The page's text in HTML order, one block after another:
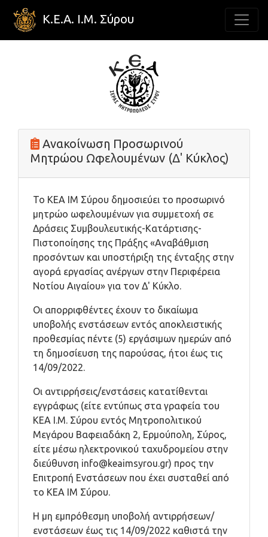
Κ.Ε.Α. Ι.Μ. Σύρου
Ανακοίνωση Προσωρινού
Μητρώου Ωφελουμένων (Δ' Κύκλος)
Το ΚΕΑ ΙΜ Σύρου δημοσιεύει το προσωρινό
μητρώο ωφελουμένων για συμμετοχή σε
Δράσεις Συμβουλευτικής-Κατάρτισης-
Πιστοποίησης της Πράξης «Αναβάθμιση
προσόντων και υποστήριξη της ένταξης στην
αγορά εργασίας ανέργων στην Περιφέρεια
Νοτίου Αιγαίου» για τον Δ' Κύκλο.
Οι απορριφθέντες έχουν το δικαίωμα
υποβολής ενστάσεων εντός αποκλειστικής
προθεσμίας πέντε (5) εργάσιμων ημερών από
τη δημοσίευση της παρούσας, ήτοι έως τις
14/09/2022.
Οι αντιρρήσεις/ενστάσεις κατατίθενται
εγγράφως (είτε εντύπως στα γραφεία του
ΚΕΑ Ι.Μ. Σύρου εντός Μητροπολιτικού
Μεγάρου Βαφειαδάκη 2, Ερμούπολη, Σύρος,
είτε μέσω ηλεκτρονικού ταχυδρομείου στην
διεύθυνση info@keaimsyrou.gr) προς την
Επιτροπή Ενστάσεων που έχει συσταθεί από
το ΚΕΑ ΙΜ Σύρου.
Η μη εμπρόθεσμη υποβολή αντιρρήσεων/
ενστάσεων έως τις 14/09/2022 καθιστά την